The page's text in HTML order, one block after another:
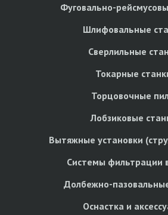
Фуговально-
Шлифовальные
Сверлильные
Токарные
Торцовочные
Лобзиковые
Вытяжные установки
Системы фильтрации
Долбежно-
Оснастка и